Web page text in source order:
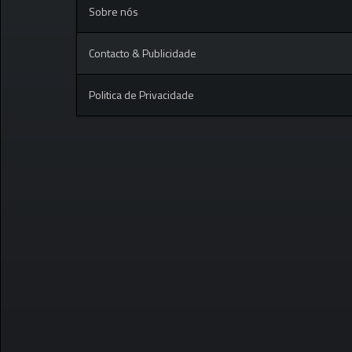
Sobre nós
Contacto & Publicidade
Politica de Privacidade